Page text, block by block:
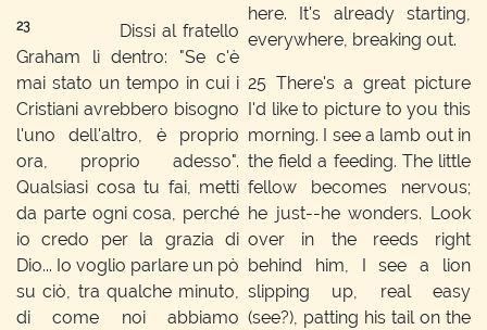
23Dissi al fratello
Graham lì dentro: "Se c'è
mai stato un tempo in cui i
Cristiani avrebbero bisogno
l'uno dell'altro, è proprio
ora, proprio adesso".
Qualsiasi cosa tu fai, metti
da parte ogni cosa, perché
io credo per la grazia di
Dio... Io voglio parlare un pò
su ciò, tra qualche minuto,
di come noi abbiamo
here. It's already starting,
everywhere, breaking out.
25 There's a great picture
I'd like to picture to you this
morning. I see a lamb out in
the field a feeding. The little
fellow becomes nervous;
he just--he wonders. Look
over in the reeds right
behind him, I see a lion
slipping up, real easy
(see?), patting his tail on the